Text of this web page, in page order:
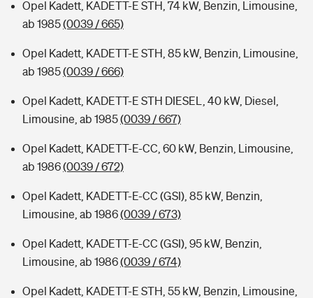
Opel Kadett, KADETT-E STH, 74 kW, Benzin, Limousine,
ab 1985(0039 / 665)
Opel Kadett, KADETT-E STH, 85 kW, Benzin, Limousine,
ab 1985(0039 / 666)
Opel Kadett, KADETT-E STH DIESEL, 40 kW, Diesel,
Limousine, ab 1985(0039 / 667)
Opel Kadett, KADETT-E-CC, 60 kW, Benzin, Limousine,
ab 1986(0039 / 672)
Opel Kadett, KADETT-E-CC (GSI), 85 kW, Benzin,
Limousine, ab 1986(0039 / 673)
Opel Kadett, KADETT-E-CC (GSI), 95 kW, Benzin,
Limousine, ab 1986(0039 / 674)
Opel Kadett, KADETT-E STH, 55 kW, Benzin, Limousine,